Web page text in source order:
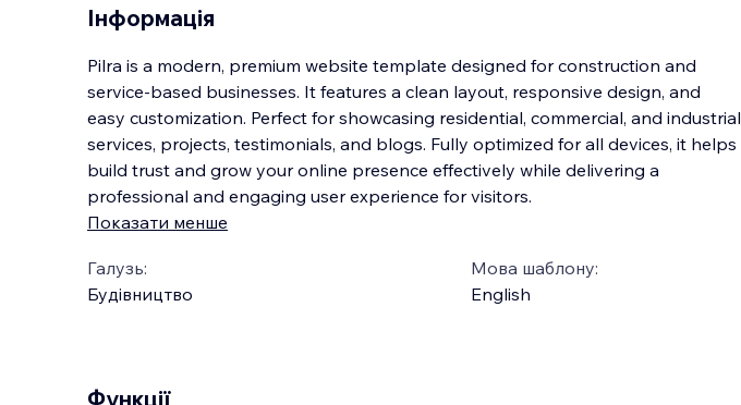
Інформація
Pilra is a modern, premium website template designed for construction and
service-based businesses. It features a clean layout, responsive design, and
easy customization. Perfect for showcasing residential, commercial, and industrial
services, projects, testimonials, and blogs. Fully optimized for all devices, it helps
build trust and grow your online presence effectively while delivering a
professional and engaging user experience for visitors.
Показати менше
Галузь:
Будівництво
Мова шаблону:
English
Функції